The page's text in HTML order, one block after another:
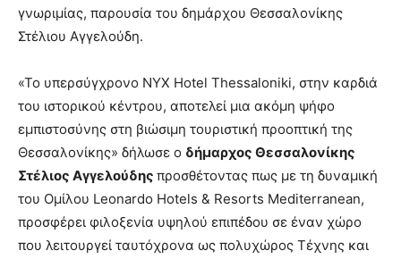
γνωριμίας, παρουσία του δημάρχου Θεσσαλονίκης
Στέλιου Αγγελούδη.
«Το υπερσύγχρονο NYX Hotel Thessaloniki, στην καρδιά
του ιστορικού κέντρου, αποτελεί μια ακόμη ψήφο
εμπιστοσύνης στη βιώσιμη τουριστική προοπτική της
Θεσσαλονίκης» δήλωσε ο δήμαρχος Θεσσαλονίκης
Στέλιος Αγγελούδης προσθέτοντας πως με τη δυναμική
του Ομίλου Leonardo Hotels & Resorts Mediterranean,
προσφέρει φιλοξενία υψηλού επιπέδου σε έναν χώρο
που λειτουργεί ταυτόχρονα ως πολυχώρος Τέχνης και